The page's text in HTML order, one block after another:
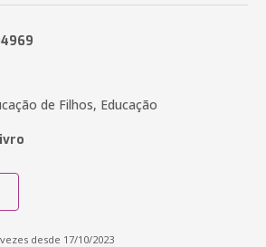
de Filhos, Educação
desde 17/10/2023